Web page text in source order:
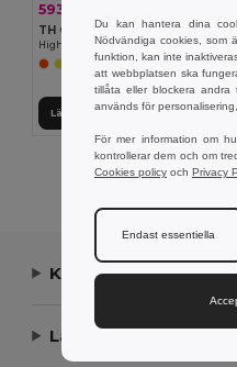
593.51 kr
TH Clothes 30182
High-visibility softshell jacket (unisex, class 111)
Lägg till i Varukorgen
Visar
Kontakta oss
Låt oss hjälpa
Du kan hantera dina
Nödvändiga cookies, som
funktion, kan inte
att webbplatsen ska
tillåta eller blockera
används för
För mer information om
kontrollerar dem och om
Cookies policy och Privacy
Endast essentiella